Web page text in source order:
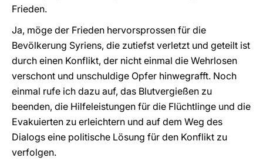
Frieden.
Ja, möge der Frieden hervorsprossen für die
Bevölkerung Syriens, die zutiefst verletzt und geteilt ist
durch einen Konflikt, der nicht einmal die Wehrlosen
verschont und unschuldige Opfer hinwegrafft. Noch
einmal rufe ich dazu auf, das Blutvergießen zu
beenden, die Hilfeleistungen für die Flüchtlinge und die
Evakuierten zu erleichtern und auf dem Weg des
Dialogs eine politische Lösung für den Konflikt zu
verfolgen.